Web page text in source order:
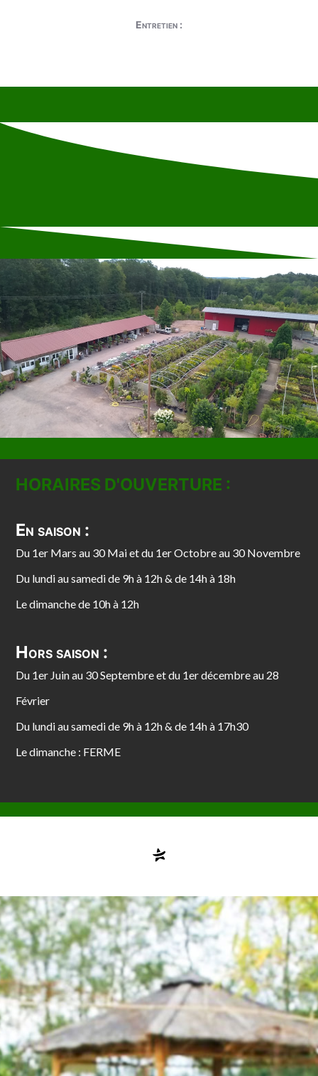
Entretien :
HORAIRES D'OUVERTURE :
En saison :
Du 1er Mars au 30 Mai et du 1er Octobre au 30 Novembre
Du lundi au samedi de 9h à 12h & de 14h à 18h
Le dimanche de 10h à 12h
Hors saison :
Du 1er Juin au 30 Septembre et du 1er décembre au 28
Février
Du lundi au samedi de 9h à 12h & de 14h à 17h30
Le dimanche : FERME